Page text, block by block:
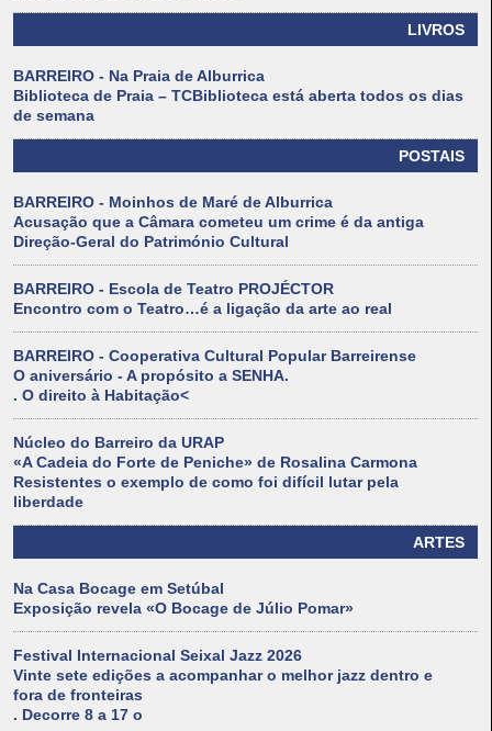
LIVROS
BARREIRO - Na Praia de Alburrica
Biblioteca de Praia – TCBiblioteca está aberta todos os dias
de semana
POSTAIS
BARREIRO - Moinhos de Maré de Alburrica
Acusação que a Câmara cometeu um crime é da antiga
Direção-Geral do Património Cultural
BARREIRO - Escola de Teatro PROJÉCTOR
Encontro com o Teatro…é a ligação da arte ao real
BARREIRO - Cooperativa Cultural Popular Barreirense
O aniversário - A propósito a SENHA.
. O direito à Habitação<
Núcleo do Barreiro da URAP
«A Cadeia do Forte de Peniche» de Rosalina Carmona
Resistentes o exemplo de como foi difícil lutar pela
liberdade
ARTES
Na Casa Bocage em Setúbal
Exposição revela «O Bocage de Júlio Pomar»
Festival Internacional Seixal Jazz 2026
Vinte sete edições a acompanhar o melhor jazz dentro e
fora de fronteiras
. Decorre 8 a 17 o